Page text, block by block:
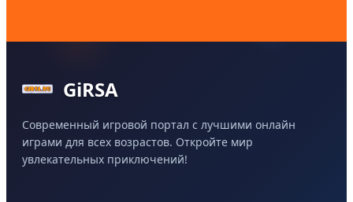
GiRSA
Современный игровой портал с лучшими онлайн
играми для всех возрастов. Откройте мир
увлекательных приключений!